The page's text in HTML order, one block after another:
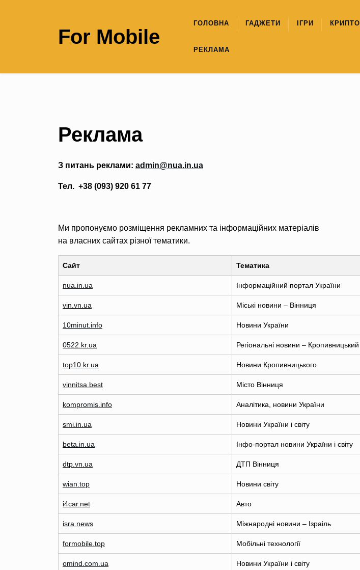
For Mobile
ГОЛОВНА ГАДЖЕТИ ІГРИ КРИПТО
РЕКЛАМА
Реклама
З питань реклами: admin@nua.in.ua
Тел. +38 (093) 920 61 77
Ми пропонуємо розміщення рекламних та інформаційних матеріалів
на власних сайтах різної тематики.
Сайт Тематика
nua.in.ua Інформаційний портал України
vin.vn.ua Міські новини – Вінниця
10minut.info Новини України
0522.kr.ua Регіональні новини – Кропивницький
top10.kr.ua Новини Кропивницького
vinnitsa.best Місто Вінниця
kompromis.info Аналітика, новини України
smi.in.ua Новини України і світу
beta.in.ua Інфо-портал новини України і світу
dtp.vn.ua ДТП Вінниця
wian.top Новини світу
i4car.net Авто
isra.news Міжнародні новини – Ізраіль
formobile.top Мобільні технології
omind.com.ua Новини України і світу